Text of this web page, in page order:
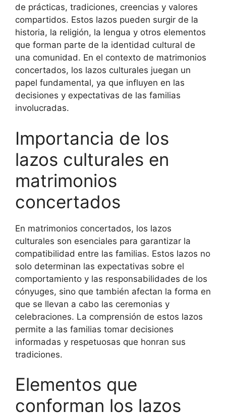
de prácticas, tradiciones, creencias y valores
compartidos. Estos lazos pueden surgir de la
historia, la religión, la lengua y otros elementos
que forman parte de la identidad cultural de
una comunidad. En el contexto de matrimonios
concertados, los lazos culturales juegan un
papel fundamental, ya que influyen en las
decisiones y expectativas de las familias
involucradas.
Importancia de los
lazos culturales en
matrimonios
concertados
En matrimonios concertados, los lazos
culturales son esenciales para garantizar la
compatibilidad entre las familias. Estos lazos no
solo determinan las expectativas sobre el
comportamiento y las responsabilidades de los
cónyuges, sino que también afectan la forma en
que se llevan a cabo las ceremonias y
celebraciones. La comprensión de estos lazos
permite a las familias tomar decisiones
informadas y respetuosas que honran sus
tradiciones.
Elementos que
conforman los lazos